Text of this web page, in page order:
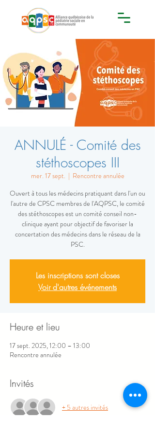
ANNULÉ - Comité des
stéthoscopes III
mer. 17 sept.
  |
Rencontre annulée
Ouvert à tous les médecins pratiquant dans l'un ou
l'autre de CPSC membres de l'AQPSC, le comité
des stéthoscopes est un comité conseil non-
clinique ayant pour objectif de favoriser la
concertation des médecins dans le réseau de la
PSC.
Les inscriptions sont closes
Voir d'autres événements
Heure et lieu
17 sept. 2025, 12:00 – 13:00
Rencontre annulée
Invités
+ 5 autres invités